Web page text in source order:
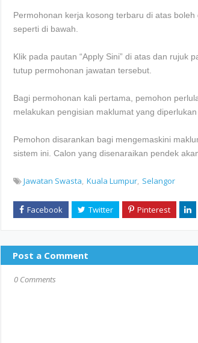
Permohonan kerja kosong terbaru di atas
seperti di bawah.
Klik pada pautan “Apply Sini” di atas dan rujuk
tutup permohonan jawatan tersebut.
Bagi permohonan kali pertama, pemohon
melakukan pengisian maklumat yang
Pemohon disarankan bagi mengemaskini
sistem ini. Calon yang disenaraikan pendek
Jawatan Swasta Kuala Lumpur Selangor
Post a Comment
0 Comments